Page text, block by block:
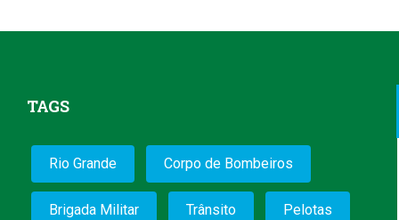
TAGS
Rio Grande Corpo de Bombeiros
Brigada Militar Trânsito Pelotas